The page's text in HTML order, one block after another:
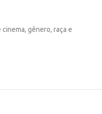
gênero, raça e